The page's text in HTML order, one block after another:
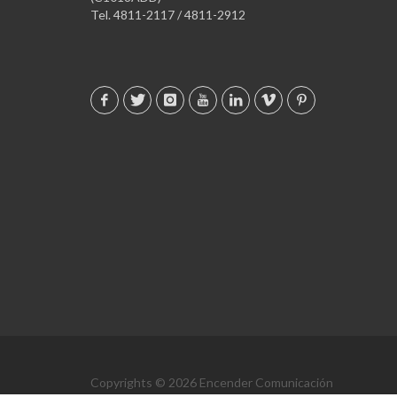
Tel. 4811-2117 / 4811-2912
Copyrights © 2026 Encender Comunicación